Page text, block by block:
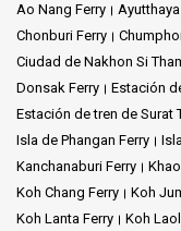
Ao Nang Ferry
Chonburi Ferry
Ciudad de Nakhon Si
Donsak Ferry
Estación
Estación de tren de Surat
Isla de Phangan Ferry
Kanchanaburi Ferry
Koh Chang Ferry
Koh
Koh Lanta Ferry
Koh